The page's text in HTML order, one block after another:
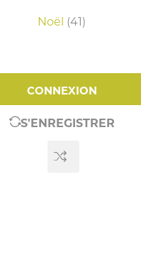
Noël (41)
CONNEXION
S'ENREGISTRER